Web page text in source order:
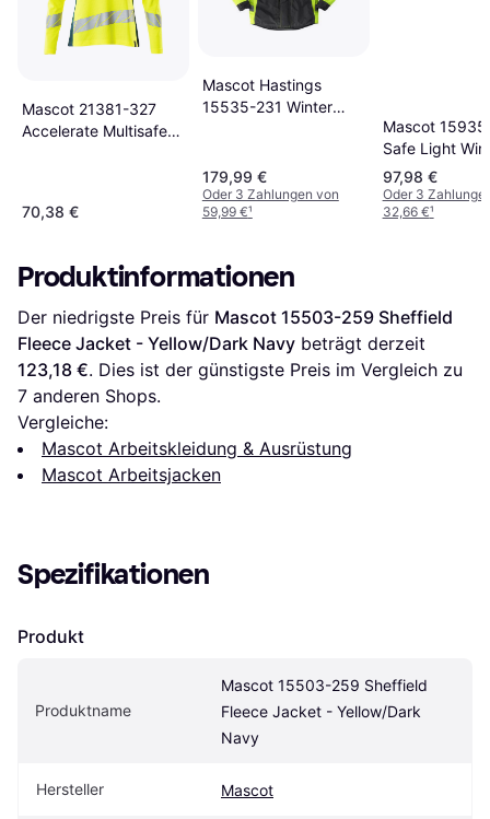
Mascot 21381-327
Accelerate Multisafe
70,38 €
Mascot Hastings
15535-231 Winter
179,99 €
Oder 3 Zahlungen von
59,99 €¹
Mascot
Safe Light
Jacket
97,98 €
Oder 3
32,66 €¹
Produktinformationen
Der niedrigste Preis für Mascot 15503-259 Sheffield
Fleece Jacket - Yellow/Dark Navy
123,18 €
7 anderen Shops.
Vergleiche:
Mascot Arbeitskleidung & Ausrüstung
Mascot Arbeitsjacken
Spezifikationen
Produkt
Produktname
Mascot 15503-259 Sheffield
Fleece Jacket - Yellow/Dark
Navy
Hersteller Mascot